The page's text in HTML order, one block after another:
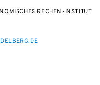
RECHEN-INSTITUT